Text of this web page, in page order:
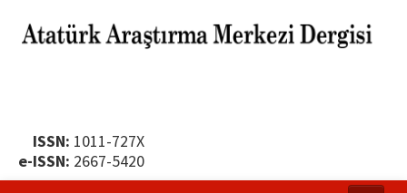
ISSN: 1011-727X
e-ISSN: 2667-5420